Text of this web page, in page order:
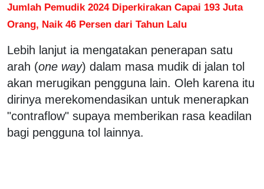
Jumlah Pemudik 2024 Diperkirakan Capai 193 Juta
Orang, Naik 46 Persen dari Tahun Lalu
Lebih lanjut ia mengatakan penerapan satu
arah (one way) dalam masa mudik di jalan tol
akan merugikan pengguna lain. Oleh karena itu
dirinya merekomendasikan untuk menerapkan
"contraflow" supaya memberikan rasa keadilan
bagi pengguna tol lainnya.